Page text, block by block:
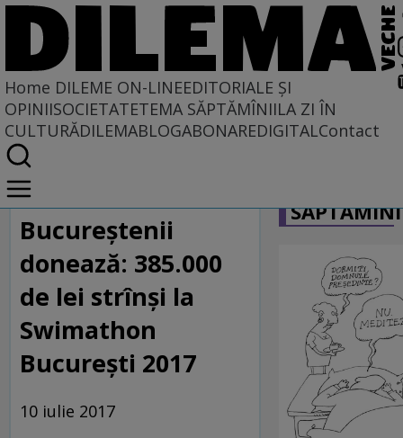
Home DILEME ON-LINEEDITORIALE ȘI
OPINIISOCIETATETEMA SĂPTĂMÎNIILA ZI ÎN
CULTURĂDILEMABLOGABONAREDIGITALContact
Home
Dileme on-line
Bucureștenii
donează: 385.000
de lei strînși la
Swimathon
București 2017
10 iulie 2017